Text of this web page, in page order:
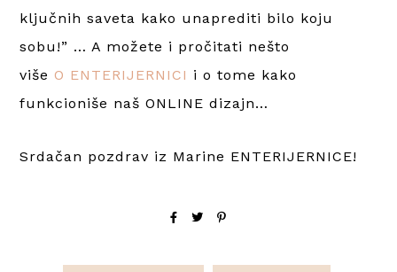
ključnih saveta kako unaprediti bilo koju
sobu!” … A možete i pročitati nešto
više O ENTERIJERNICI i o tome kako
funkcioniše naš ONLINE dizajn…
Srdačan pozdrav iz Marine ENTERIJERNICE!